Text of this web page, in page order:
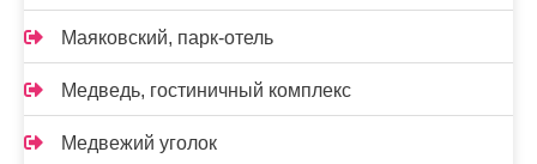
Маяковский, парк-отель
Медведь, гостиничный комплекс
Медвежий уголок